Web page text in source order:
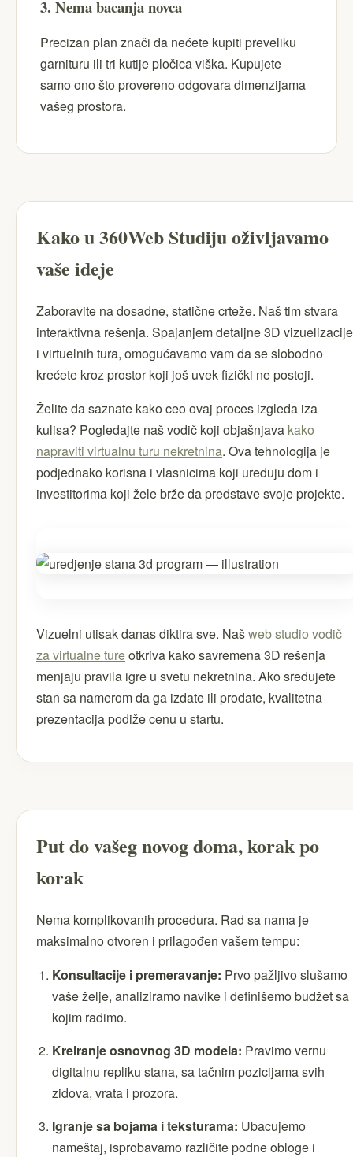
3. Nema bacanja novca
Precizan plan znači da nećete kupiti preveliku
garnituru ili tri kutije pločica viška. Kupujete
samo ono što provereno odgovara dimenzijama
vašeg prostora.
Kako u 360Web Studiju oživljavamo
vaše ideje
Zaboravite na dosadne, statične crteže. Naš tim stvara
interaktivna rešenja. Spajanjem detaljne 3D vizuelizacije
i virtuelnih tura, omogućavamo vam da se slobodno
krećete kroz prostor koji još uvek fizički ne postoji.
Želite da saznate kako ceo ovaj proces izgleda iza
kulisa? Pogledajte naš vodič koji objašnjava kako
napraviti virtualnu turu nekretnina. Ova tehnologija je
podjednako korisna i vlasnicima koji uređuju dom i
investitorima koji žele brže da predstave svoje projekte.
Vizuelni utisak danas diktira sve. Našweb studio vodič
za virtualne tureotkriva kako savremena 3D rešenja
menjaju pravila igre u svetu nekretnina. Ako sređujete
stan sa namerom da ga izdate ili prodate, kvalitetna
prezentacija podiže cenu u startu.
Put do vašeg novog doma, korak po
korak
Nema komplikovanih procedura. Rad sa nama je
maksimalno otvoren i prilagođen vašem tempu:
Konsultacije i premeravanje: Prvo pažljivo slušamo
vaše želje, analiziramo navike i definišemo budžet sa
kojim radimo.
Kreiranje osnovnog 3D modela: Pravimo vernu
digitalnu repliku stana, sa tačnim pozicijama svih
zidova, vrata i prozora.
Igranje sa bojama i teksturama: Ubacujemo
nameštaj, isprobavamo različite podne obloge i